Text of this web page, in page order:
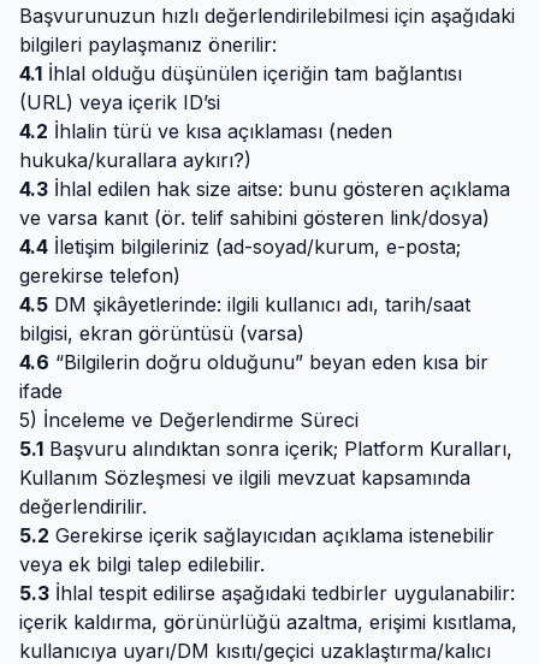
Başvurunuzun hızlı değerlendirilebilmesi için aşağıdaki
bilgileri paylaşmanız önerilir:
4.1 İhlal olduğu düşünülen içeriğin tam bağlantısı
(URL) veya içerik ID’si
4.2 İhlalin türü ve kısa açıklaması (neden
hukuka/kurallara aykırı?)
4.3 İhlal edilen hak size aitse: bunu gösteren açıklama
ve varsa kanıt (ör. telif sahibini gösteren link/dosya)
4.4 İletişim bilgileriniz (ad-soyad/kurum, e-posta;
gerekirse telefon)
4.5 DM şikâyetlerinde: ilgili kullanıcı adı, tarih/saat
bilgisi, ekran görüntüsü (varsa)
4.6 “Bilgilerin doğru olduğunu” beyan eden kısa bir
ifade
5) İnceleme ve Değerlendirme Süreci
5.1 Başvuru alındıktan sonra içerik; Platform Kuralları,
Kullanım Sözleşmesi ve ilgili mevzuat kapsamında
değerlendirilir.
5.2 Gerekirse içerik sağlayıcıdan açıklama istenebilir
veya ek bilgi talep edilebilir.
5.3 İhlal tespit edilirse aşağıdaki tedbirler uygulanabilir:
içerik kaldırma, görünürlüğü azaltma, erişimi kısıtlama,
kullanıcıya uyarı/DM kısıtı/geçici uzaklaştırma/kalıcı